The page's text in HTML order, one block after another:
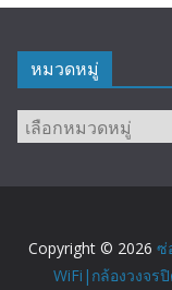
หมวดหมู่
หมวด
Copyright © 2026 ซ่
WiFi|กล้องวงจร